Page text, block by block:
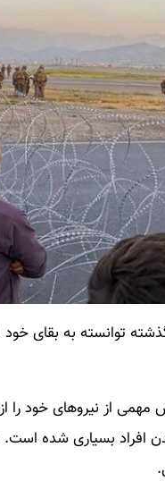
توانسته به بقای خود
مهمی از نیروهای خود